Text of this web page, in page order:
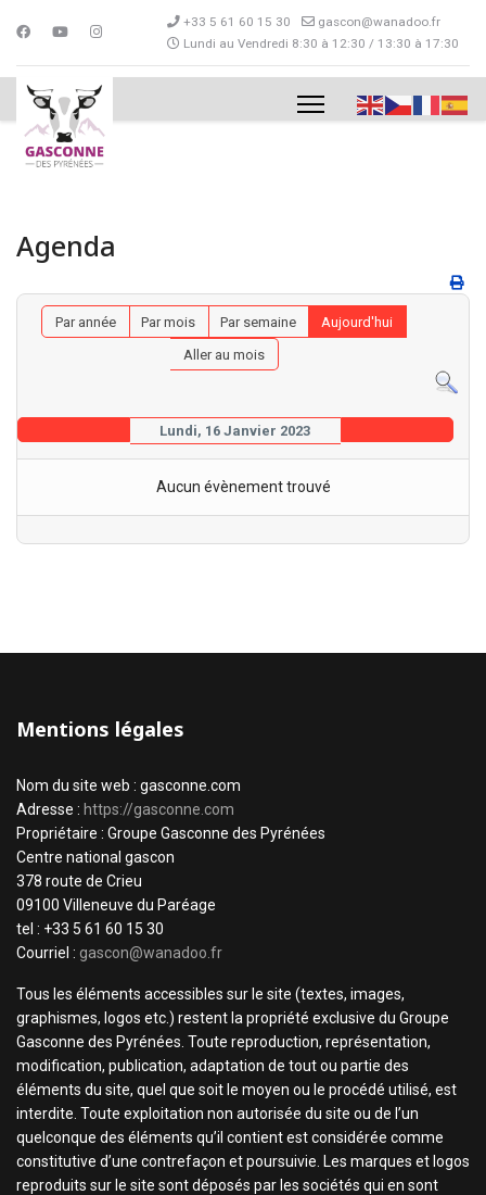
+33 5 61 60 15 30
gascon@wanadoo.fr
Lundi au Vendredi 8:30 à 12:30 / 13:30 à 17:30
Agenda
Par année Par mois Par semaine
Aujourd'hui
Aller au mois
Lundi, 16 Janvier 2023
Aucun évènement trouvé
Mentions légales
Nom du site web : gasconne.com
Adresse : https://gasconne.com
Propriétaire : Groupe Gasconne des Pyrénées
Centre national gascon
378 route de Crieu
09100 Villeneuve du Paréage
tel : +33 5 61 60 15 30
Courriel : gascon@wanadoo.fr
Tous les éléments accessibles sur le site (textes, images,
graphismes, logos etc.) restent la propriété exclusive du Groupe
Gasconne des Pyrénées. Toute reproduction, représentation,
modification, publication, adaptation de tout ou partie des
éléments du site, quel que soit le moyen ou le procédé utilisé, est
interdite. Toute exploitation non autorisée du site ou de l’un
quelconque des éléments qu’il contient est considérée comme
constitutive d’une contrefaçon et poursuivie. Les marques et logos
reproduits sur le site sont déposés par les sociétés qui en sont